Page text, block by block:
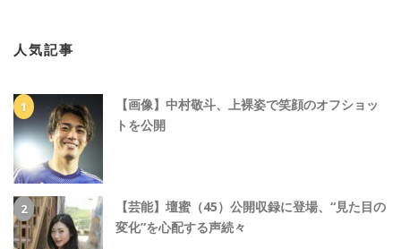
人気記事
【画像】中村敬斗、上裸姿で笑顔のオフショッ
トを公開
【芸能】壇蜜（45）公開収録に登場、“見た目の
変化”を心配する声続々